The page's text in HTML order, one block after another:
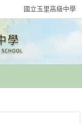
國立玉里高級中學